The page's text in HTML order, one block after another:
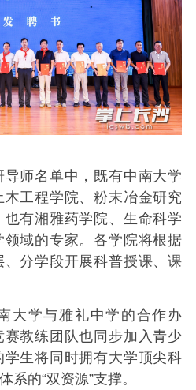
师名单中，既有中南大学
工程学院、粉末冶金研究
有湘雅药学院、生命科学
域的专家。各学院将根据
分学段开展科普授课、课
学与雅礼中学的合作办
教练团队也同步加入青少
生将同时拥有大学顶尖科
系的“双资源”支撑。